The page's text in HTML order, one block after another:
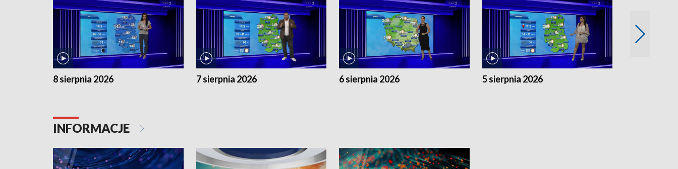
8 sierpnia 2026 7 sierpnia 2026 6 sierpnia 2026 5 sierpnia 2026
INFORMACJE